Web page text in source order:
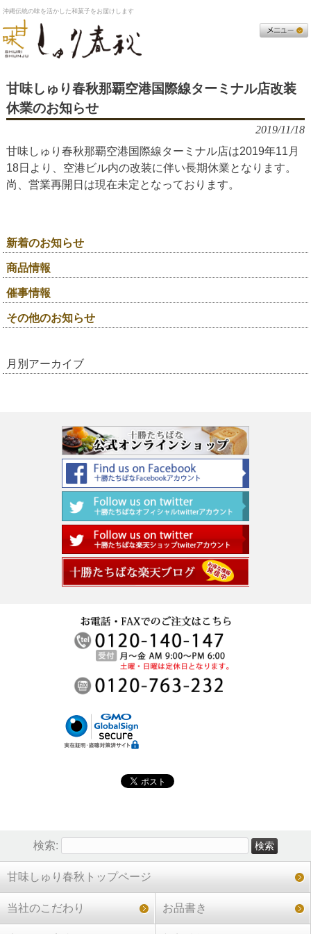
沖縄伝統の味を活かした和菓子をお届けします
甘味しゅり春秋那覇空港国際線ターミナル店改装
休業のお知らせ
2019/11/18
甘味しゅり春秋那覇空港国際線ターミナル店は2019年11月
18日より、空港ビル内の改装に伴い長期休業となります。
尚、営業再開日は現在未定となっております。
新着のお知らせ
商品情報
催事情報
その他のお知らせ
月別アーカイブ
検索:
甘味しゅり春秋トップページ
当社のこだわり お品書き